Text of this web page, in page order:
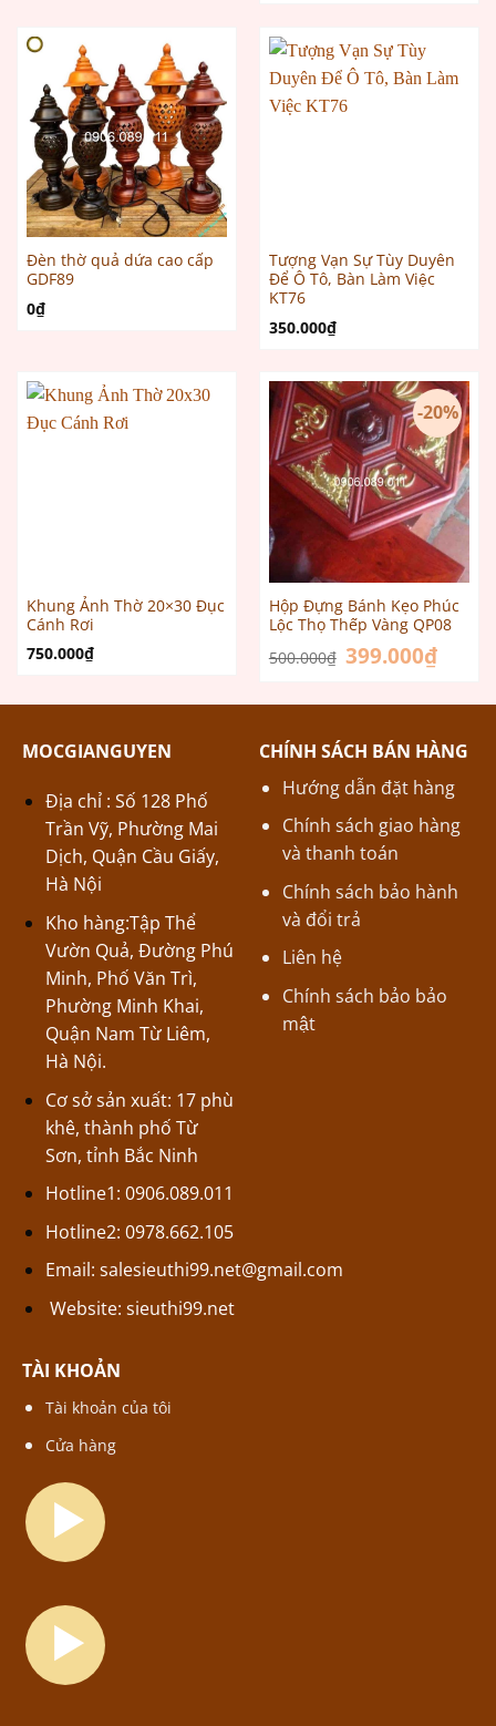
Đèn thờ quả dứa cao cấp
GDF89
0₫
Tượng Vạn Sự Tùy Duyên
Để Ô Tô, Bàn Làm Việc
KT76
350.000₫
Khung Ảnh Thờ 20×30 Đục
Cánh Rơi
750.000₫
-20%
Hộp Đựng Bánh Kẹo Phúc
Lộc Thọ Thếp Vàng QP08
500.000₫ Giá
gốc
399.000₫Giá
hiện
MOCGIANGUYEN
Địa chỉ : Số 128 Phố
Trần Vỹ, Phường Mai
Dịch, Quận Cầu Giấy,
Hà Nội
Kho hàng:Tập Thể
Vườn Quả, Đường Phú
Minh, Phố Văn Trì,
Phường Minh Khai,
Quận Nam Từ Liêm,
Hà Nội.
Cơ sở sản xuất: 17 phù
khê, thành phố Từ
Sơn, tỉnh Bắc Ninh
Hotline1: 0906.089.011
Hotline2: 0978.662.105
Email: salesieuthi99.net@gmail.com
Website: sieuthi99.net
CHÍNH SÁCH BÁN HÀNG
Hướng dẫn đặt hàng
Chính sách giao hàng
và thanh toán
Chính sách bảo hành
và đổi trả
Liên hệ
Chính sách bảo bảo
mật
TÀI KHOẢN
Tài khoản của tôi
Cửa hàng